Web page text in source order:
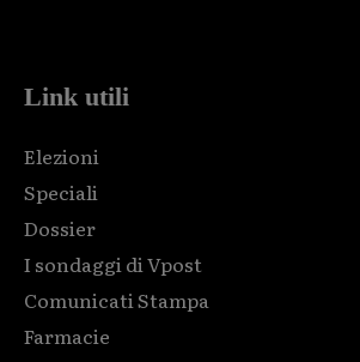
Link utili
Elezioni
Speciali
Dossier
I sondaggi di Vpost
Comunicati Stampa
Farmacie